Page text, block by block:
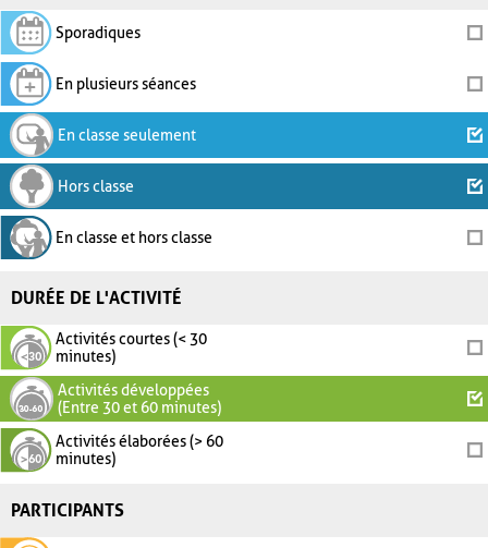
Sporadiques
En plusieurs séances
En classe seulement
Hors classe
En classe et hors classe
DURÉE DE L'ACTIVITÉ
Activités courtes (< 30
minutes)
Activités développées
(Entre 30 et 60 minutes)
Activités élaborées (> 60
minutes)
PARTICIPANTS